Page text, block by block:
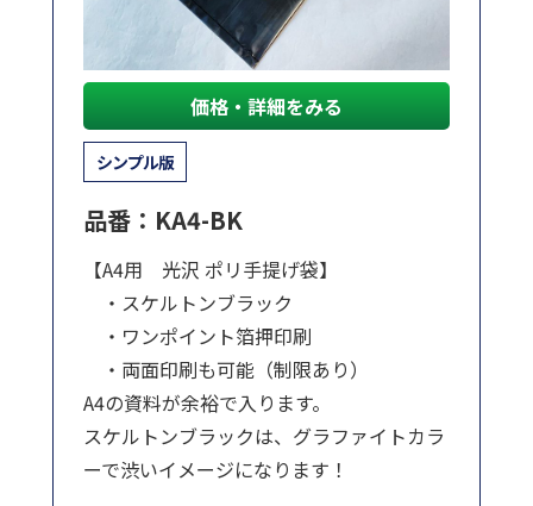
価格・詳細をみる
シンプル版
品番：KA4-BK
【A4用 光沢 ポリ手提げ袋】
・スケルトンブラック
・ワンポイント箔押印刷
・両面印刷も可能（制限あり）
A4の資料が余裕で入ります。
スケルトンブラックは、グラファイトカラ
ーで渋いイメージになります！